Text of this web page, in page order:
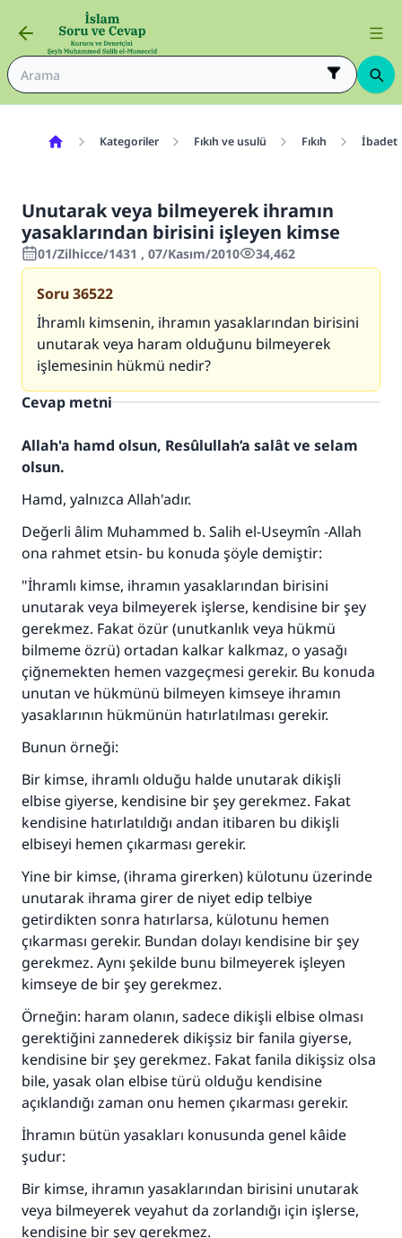
Kategoriler Fıkıh ve usulü Fıkıh
Unutarak veya bilmeyerek ihramın
yasaklarından birisini işleyen kimse
01/Zilhicce/1431 , 07/Kasım/2010 34,462
Soru36522
İhramlı kimsenin, ihramın yasaklarından birisini
unutarak veya haram olduğunu bilmeyerek
işlemesinin hükmü nedir?
Cevap metni
Allah'a hamd olsun, Resûlullah’a salât ve selam
olsun.
Hamd, yalnızca Allah'adır.
Değerli âlim Muhammed b. Salih el-Useymîn -Allah
ona rahmet etsin- bu konuda şöyle demiştir:
"İhramlı kimse, ihramın yasaklarından birisini
unutarak veya bilmeyerek işlerse, kendisine bir şey
gerekmez. Fakat özür (unutkanlık veya hükmü
bilmeme özrü) ortadan kalkar kalkmaz, o yasağı
çiğnemekten hemen vazgeçmesi gerekir. Bu konuda
unutan ve hükmünü bilmeyen kimseye ihramın
yasaklarının hükmünün hatırlatılması gerekir.
Bunun örneği:
Bir kimse, ihramlı olduğu halde unutarak dikişli
elbise giyerse, kendisine bir şey gerekmez. Fakat
kendisine hatırlatıldığı andan itibaren bu dikişli
elbiseyi hemen çıkarması gerekir.
Yine bir kimse, (ihrama girerken) külotunu üzerinde
unutarak ihrama girer de niyet edip telbiye
getirdikten sonra hatırlarsa, külotunu hemen
çıkarması gerekir. Bundan dolayı kendisine bir şey
gerekmez. Aynı şekilde bunu bilmeyerek işleyen
kimseye de bir şey gerekmez.
Örneğin: haram olanın, sadece dikişli elbise olması
gerektiğini zannederek dikişsiz bir fanila giyerse,
kendisine bir şey gerekmez. Fakat fanila dikişsiz olsa
bile, yasak olan elbise türü olduğu kendisine
açıklandığı zaman onu hemen çıkarması gerekir.
İhramın bütün yasakları konusunda genel kâide
şudur:
Bir kimse, ihramın yasaklarından birisini unutarak
veya bilmeyerek veyahut da zorlandığı için işlerse,
kendisine bir şey gerekmez.